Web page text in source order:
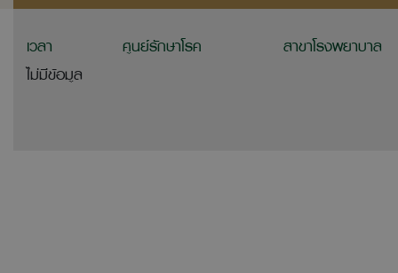
เวลา ศูนย์รักษาโรค
สาขาโรงพยาบาล
ไม่มีข้อมูล